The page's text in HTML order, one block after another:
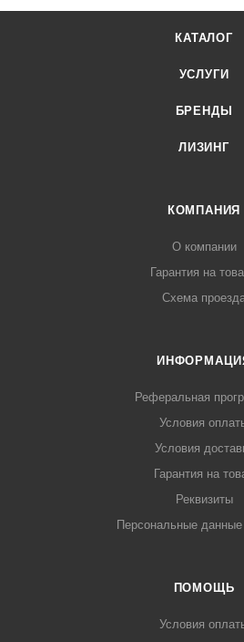
КАТАЛОГ
УСЛУГИ
БРЕНДЫ
ЛИЗИНГ
КОМПАНИЯ
О компании
Гарантия на
Схема
Реферальная
Условия
Условия
Гарантия на
Реквизиты
Персональные
ПОМОЩЬ
Условия